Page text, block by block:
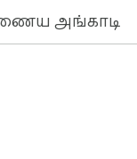
அங்காடி